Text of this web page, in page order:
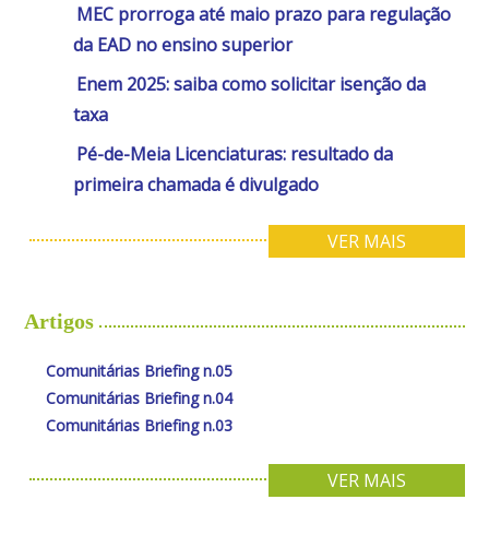
MEC prorroga até maio prazo para regulação
da EAD no ensino superior
Enem 2025: saiba como solicitar isenção da
taxa
Pé-de-Meia Licenciaturas: resultado da
primeira chamada é divulgado
VER MAIS
Artigos
Comunitárias Briefing n.05
Comunitárias Briefing n.04
Comunitárias Briefing n.03
VER MAIS